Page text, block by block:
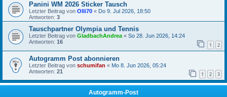
Panini WM 2026 Sticker Tausch
Letzter Beitrag von Olli70 « Do 9. Jul 2026, 18:50
Antworten: 3
Tauschpartner Olympia und Tennis
Letzter Beitrag von GladbachAndrea « So 28. Jun 2026, 14:24
Antworten: 16 1 2
Autogramm Post abonnieren
Letzter Beitrag von schumifan « Mo 8. Jun 2026, 05:24
Antworten: 21 1 2 3
Autogramm-Post